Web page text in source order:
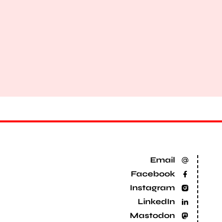
Email
Facebook
Instagram
LinkedIn
Mastodon